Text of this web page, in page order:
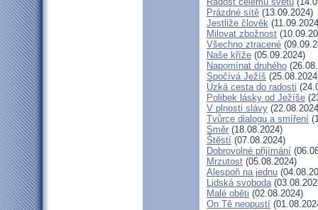
Prázdné sítě (13.09.2024)
Jestliže člověk
Milovat zbožnost
Všechno ztracené
Naše kříže (05.09.2024)
Napomínat druhého
Spočívá Ježíš
Úzká cesta do radosti
Polibek lásky od Ježíše
V plnosti slávy
Tvůrce dialogu a smíření
Směr (18.08.2024)
Štěstí (07.08.2024)
Dobrovolné přijímání
Mrzutost (05.08.2024)
Alespoň na jednu
Lidská svoboda
Malé oběti (02.08.2024)
On Tě neopustí